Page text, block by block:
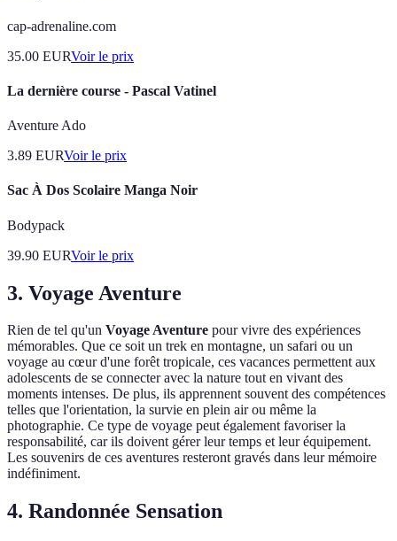
cap-adrenaline.com
35.00 EURVoir le prix
La dernière course - Pascal Vatinel
Aventure Ado
3.89 EURVoir le prix
Sac À Dos Scolaire Manga Noir
Bodypack
39.90 EURVoir le prix
3. Voyage Aventure
Rien de tel qu'un Voyage Aventure pour vivre des expériences
mémorables. Que ce soit un trek en montagne, un safari ou un
voyage au cœur d'une forêt tropicale, ces vacances permettent aux
adolescents de se connecter avec la nature tout en vivant des
moments intenses. De plus, ils apprennent souvent des compétences
telles que l'orientation, la survie en plein air ou même la
photographie. Ce type de voyage peut également favoriser la
responsabilité, car ils doivent gérer leur temps et leur équipement.
Les souvenirs de ces aventures resteront gravés dans leur mémoire
indéfiniment.
4. Randonnée Sensation